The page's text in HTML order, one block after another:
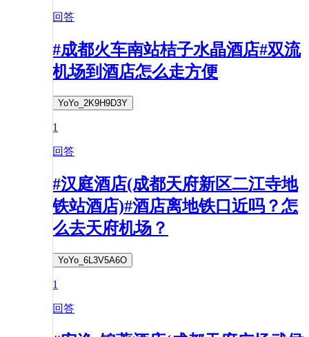
回答
#成都火车南站桔子水晶酒店#双流
机场到酒店怎么走方便
YoYo_2K9H9D3Y
1
回答
#汉庭酒店(成都天府新区二江寺地
铁站酒店)#酒店离地铁口近吗？怎
么去天府机场？
YoYo_6L3V5A6O
1
回答